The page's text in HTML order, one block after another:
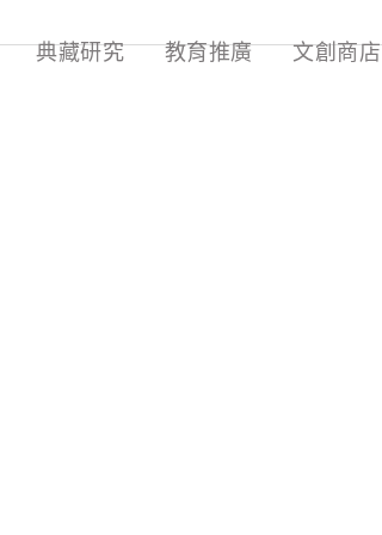
典藏研究 教育推廣 文創商店